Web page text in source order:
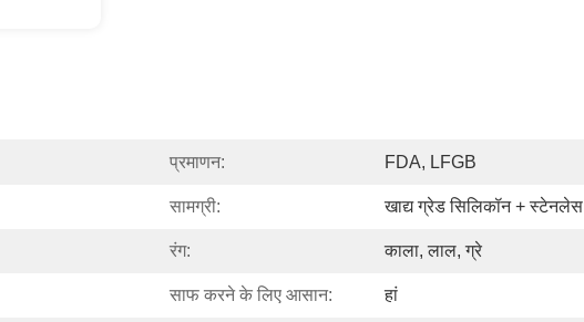
प्रमाणन: FDA, LFGB
सामग्री: खाद्य ग्रेड सिलिकॉन + स्टेनलेस
रंग: काला, लाल, ग्रे
साफ करने के लिए आसान: हां